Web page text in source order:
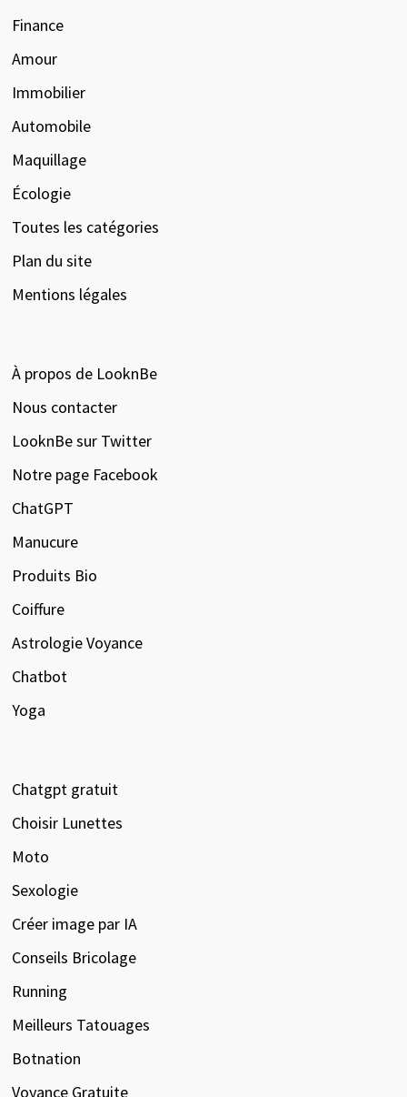
Finance
Amour
Immobilier
Automobile
Maquillage
Écologie
Toutes les catégories
Plan du site
Mentions légales
À propos de LooknBe
Nous contacter
LooknBe sur Twitter
Notre page Facebook
ChatGPT
Manucure
Produits Bio
Coiffure
Astrologie Voyance
Chatbot
Yoga
Chatgpt gratuit
Choisir Lunettes
Moto
Sexologie
Créer image par IA
Conseils Bricolage
Running
Meilleurs Tatouages
Botnation
Voyance Gratuite